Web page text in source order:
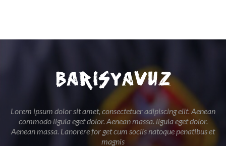
Lorem ipsum dolor sit amet, consectetuer adipiscing elit. Aenean
commodo ligula eget dolor. Aenean massa. ligula eget dolor.
Aenean massa. Lanorere for get cum sociis natoque penatibus et
magnis